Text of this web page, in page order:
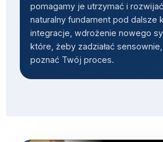
pomagamy je utrzymać i
naturalny fundament pod dalsze
integracje, wdrożenie nowego
które, żeby zadziałać
poznać Twój proces.